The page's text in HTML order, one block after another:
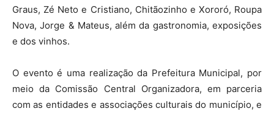
Graus, Zé Neto e Cristiano, Chitãozinho e Xororó, Roupa
Nova, Jorge & Mateus, além da gastronomia, exposições
e dos vinhos.
O evento é uma realização da Prefeitura Municipal, por
meio da Comissão Central Organizadora, em parceria
com as entidades e associações culturais do município, e